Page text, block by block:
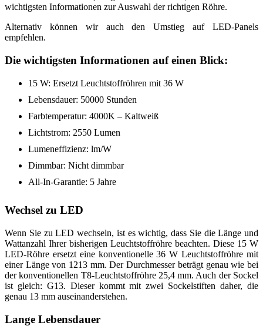
wichtigsten Informationen zur Auswahl der richtigen Röhre.
Alternativ können wir auch den Umstieg auf LED-Panels
empfehlen.
Die wichtigsten Informationen auf einen Blick:
15 W: Ersetzt Leuchtstoffröhren mit 36 W
Lebensdauer: 50000 Stunden
Farbtemperatur: 4000K – Kaltweiß
Lichtstrom: 2550 Lumen
Lumeneffizienz: lm/W
Dimmbar: Nicht dimmbar
All-In-Garantie: 5 Jahre
Wechsel zu LED
Wenn Sie zu LED wechseln, ist es wichtig, dass Sie die Länge und
Wattanzahl Ihrer bisherigen Leuchtstoffröhre beachten. Diese 15 W
LED-Röhre ersetzt eine konventionelle 36 W Leuchtstoffröhre mit
einer Länge von 1213 mm. Der Durchmesser beträgt genau wie bei
der konventionellen T8-Leuchtstoffröhre 25,4 mm. Auch der Sockel
ist gleich: G13. Dieser kommt mit zwei Sockelstiften daher, die
genau 13 mm auseinanderstehen.
Lange Lebensdauer